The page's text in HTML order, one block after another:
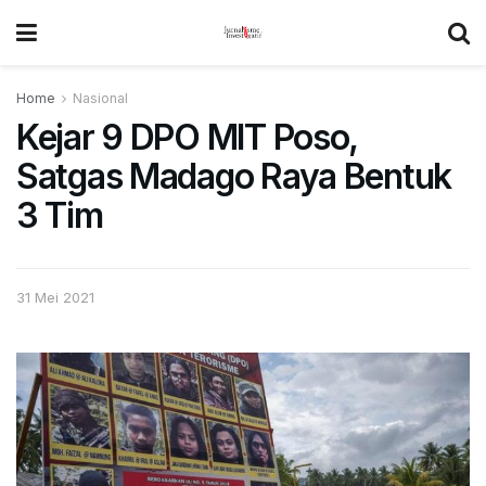
Home Nasional
Kejar 9 DPO MIT Poso,
Satgas Madago Raya Bentuk
3 Tim
31 Mei 2021